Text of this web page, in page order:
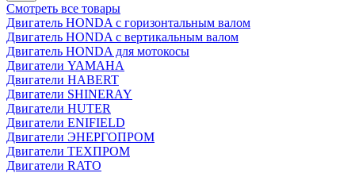
Смотреть все товары
Двигатель HONDA с горизонтальным валом
Двигатель HONDA с вертикальным валом
Двигатель HONDA для мотокосы
Двигатели YAMAHA
Двигатели HABERT
Двигатели SHINERAY
Двигатели HUTER
Двигатели ENIFIELD
Двигатели ЭНЕРГОПРОМ
Двигатели ТЕХПРОМ
Двигатели RATO